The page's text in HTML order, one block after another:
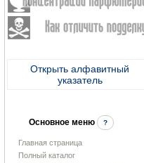
Открыть алфавитный
указатель
Основное меню ?
Главная страница
Полный каталог